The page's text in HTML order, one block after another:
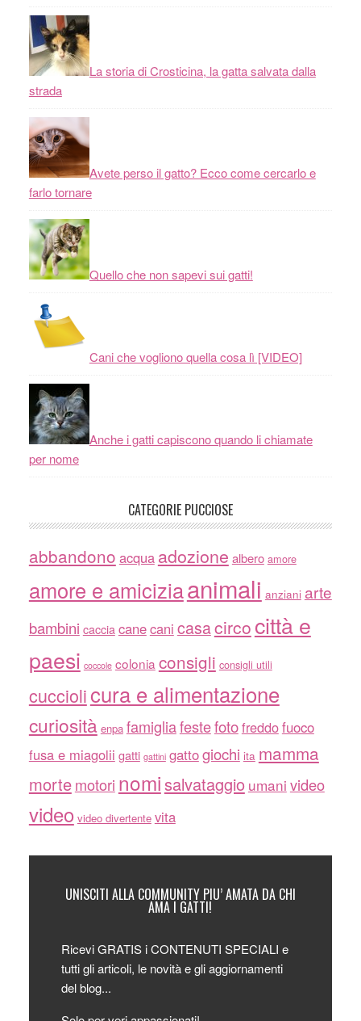
La storia di Crosticina, la gatta salvata dalla
strada
Avete perso il gatto? Ecco come cercarlo e
farlo tornare
Quello che non sapevi sui gatti!
Cani che vogliono quella cosa lì [VIDEO]
Anche i gatti capiscono quando li chiamate
per nome
CATEGORIE PUCCIOSE
abbandono acqua adozione albero amore
amore e amiciziaanimali anziani arte
bambini caccia canecani casacirco città e
paesi coccole colonia consigli consigli utili
cucciolicura e alimentazione
curiosità enpa famigliafestefotofreddofuoco
fusa e miagolii gatti gattini gattogiochi ita mamma
mortemotori nomisalvataggio umani video
video video divertente vita
UNISCITI ALLA COMMUNITY PIU’ AMATA DA CHI
AMA I GATTI!
Ricevi GRATIS i CONTENUTI SPECIALI e
tutti gli articoli, le novità e gli aggiornamenti
del blog...